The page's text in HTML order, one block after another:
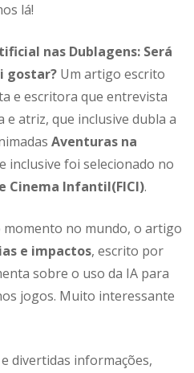
lá!
nas Dublagens: Será
gostar? Um artigo escrito
e escritora que entrevista
e atriz, que inclusive dubla a
Aventuras na
inclusive foi selecionado no
Cinema Infantil(FICI).
no mundo, o artigo
e impactos, escrito por
sobre o uso da IA para
jogos. Muito interessante
divertidas informações,